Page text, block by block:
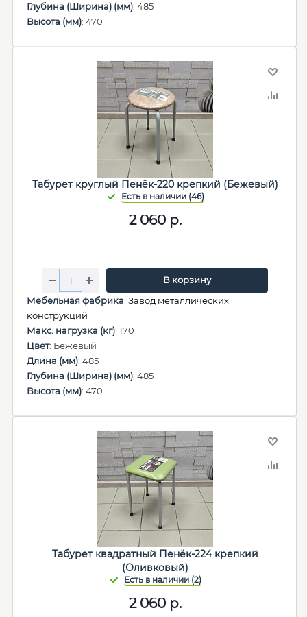
Глубина (Ширина) (мм): 485
Высота (мм): 470
Табурет круглый Пенёк-220 крепкий (Бежевый)
2 060р.
В корзину
Мебельная фабрика: Завод металлических
конструкций
Макс. нагрузка (кг): 170
Цвет: Бежевый
Длина (мм): 485
Глубина (Ширина) (мм): 485
Высота (мм): 470
Табурет квадратный Пенёк-224 крепкий
(Оливковый)
2 060р.